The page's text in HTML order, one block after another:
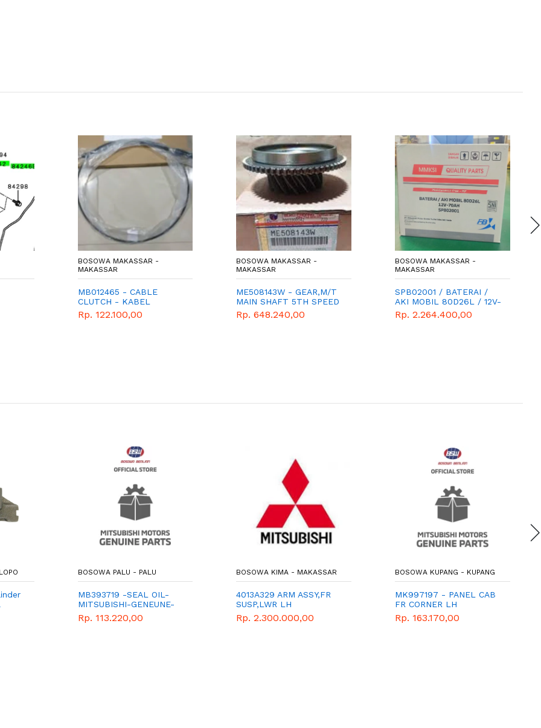
BOSOWA MAKASSAR -
MAKASSAR
MB012465 - CABLE
CLUTCH - KABEL
KOPLING - MITSUBISHI -
GENUINE - L300 BENSIN
Rp. 122.100,00
BOSOWA MAKASSAR -
MAKASSAR
ME508143W - GEAR,M/T
MAIN SHAFT 5TH SPEED
(OLD) - GIGI 5 -
MITSUBISHI - WIMA TIGA
Rp. 648.240,00
BOSOWA MAKASSAR -
MAKASSAR
SPB02001 / BATERAI /
AKI MOBIL 80D26L / 12V-
70AH
Rp. 2.264.400,00
BOSOWA PALU - PALU
MB393719 -SEAL OIL-
MITSUBISHI-GENEUNE-
PART-OLI SEAL RODA
BELAKANG LUAR L300
Rp. 113.220,00
BOSOWA KIMA - MAKASSAR
4013A329 ARM ASSY,FR
SUSP,LWR LH
Rp. 2.300.000,00
BOSOWA KUPANG - KUPANG
MK997197 - PANEL CAB
FR CORNER LH
Rp. 163.170,00